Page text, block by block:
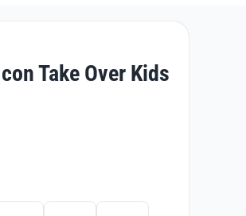
Take Over Kids